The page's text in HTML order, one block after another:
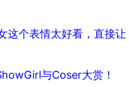
这个表情太好看，直接让
与Coser大赏！